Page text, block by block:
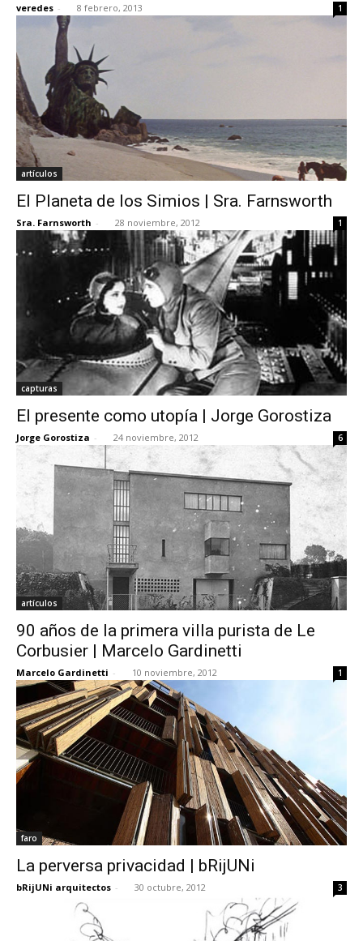
veredes - 8 febrero, 2013 1
artículos
El Planeta de los Simios | Sra. Farnsworth
Sra. Farnsworth - 28 noviembre, 2012 1
capturas
El presente como utopía | Jorge Gorostiza
Jorge Gorostiza - 24 noviembre, 2012 6
artículos
90 años de la primera villa purista de Le
Corbusier | Marcelo Gardinetti
Marcelo Gardinetti - 10 noviembre, 2012 1
faro
La perversa privacidad | bRijUNi
bRijUNi arquitectos - 30 octubre, 2012 3